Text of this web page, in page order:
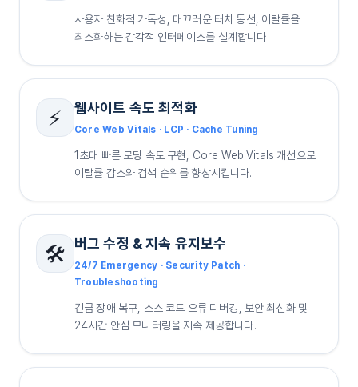
사용자 친화적 가독성, 매끄러운 터치 동선, 이탈률을
최소화하는 감각적 인터페이스를 설계합니다.
⚡ 웹사이트 속도 최적화
Core Web Vitals · LCP · Cache Tuning
1초대 빠른 로딩 속도 구현, Core Web Vitals 개선으로
이탈률 감소와 검색 순위를 향상시킵니다.
🛠️ 버그 수정 & 지속 유지보수
24/7 Emergency · Security Patch ·
Troubleshooting
긴급 장애 복구, 소스 코드 오류 디버깅, 보안 최신화 및
24시간 안심 모니터링을 지속 제공합니다.